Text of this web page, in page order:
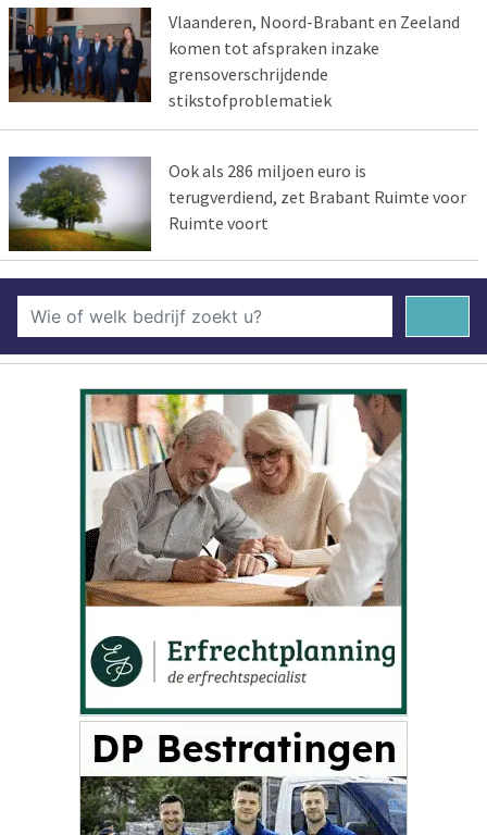
Vlaanderen, Noord-Brabant en Zeeland
komen tot afspraken inzake
grensoverschrijdende
stikstofproblematiek
Ook als 286 miljoen euro is
terugverdiend, zet Brabant Ruimte voor
Ruimte voort